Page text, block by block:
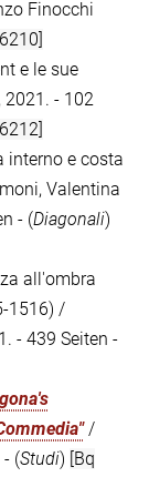
Finocchi
e le sue
2021. - 102
interno e costa
Valentina
- (Diagonali)
all'ombra
1516) /
- 439 Seiten -
/
- (Studi) [Bq